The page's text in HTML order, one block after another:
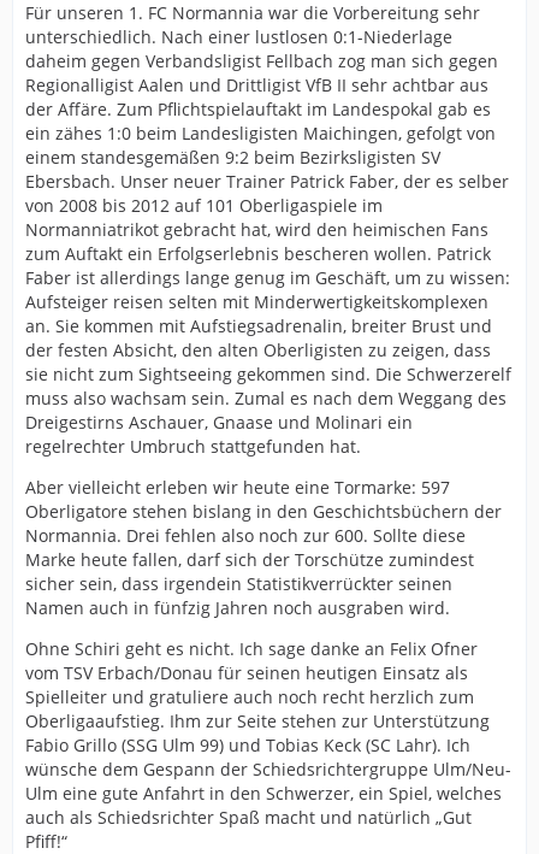
Für unseren 1. FC Normannia war die Vorbereitung sehr
unterschiedlich. Nach einer lustlosen 0:1-Niederlage
daheim gegen Verbandsligist Fellbach zog man sich gegen
Regionalligist Aalen und Drittligist VfB II sehr achtbar aus
der Affäre. Zum Pflichtspielauftakt im Landespokal gab es
ein zähes 1:0 beim Landesligisten Maichingen, gefolgt von
einem standesgemäßen 9:2 beim Bezirksligisten SV
Ebersbach. Unser neuer Trainer Patrick Faber, der es selber
von 2008 bis 2012 auf 101 Oberligaspiele im
Normanniatrikot gebracht hat, wird den heimischen Fans
zum Auftakt ein Erfolgserlebnis bescheren wollen. Patrick
Faber ist allerdings lange genug im Geschäft, um zu wissen:
Aufsteiger reisen selten mit Minderwertigkeitskomplexen
an. Sie kommen mit Aufstiegsadrenalin, breiter Brust und
der festen Absicht, den alten Oberligisten zu zeigen, dass
sie nicht zum Sightseeing gekommen sind. Die Schwerzerelf
muss also wachsam sein. Zumal es nach dem Weggang des
Dreigestirns Aschauer, Gnaase und Molinari ein
regelrechter Umbruch stattgefunden hat.
Aber vielleicht erleben wir heute eine Tormarke: 597
Oberligatore stehen bislang in den Geschichtsbüchern der
Normannia. Drei fehlen also noch zur 600. Sollte diese
Marke heute fallen, darf sich der Torschütze zumindest
sicher sein, dass irgendein Statistikverrückter seinen
Namen auch in fünfzig Jahren noch ausgraben wird.
Ohne Schiri geht es nicht. Ich sage danke an Felix Ofner
vom TSV Erbach/Donau für seinen heutigen Einsatz als
Spielleiter und gratuliere auch noch recht herzlich zum
Oberligaaufstieg. Ihm zur Seite stehen zur Unterstützung
Fabio Grillo (SSG Ulm 99) und Tobias Keck (SC Lahr). Ich
wünsche dem Gespann der Schiedsrichtergruppe Ulm/Neu-
Ulm eine gute Anfahrt in den Schwerzer, ein Spiel, welches
auch als Schiedsrichter Spaß macht und natürlich „Gut
Pfiff!“